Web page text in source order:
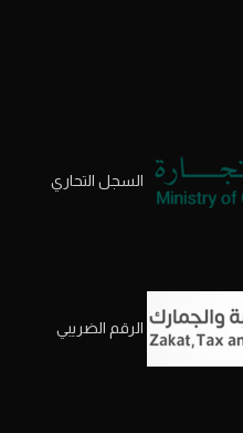
السجل التحاري
الرقم الضريبي